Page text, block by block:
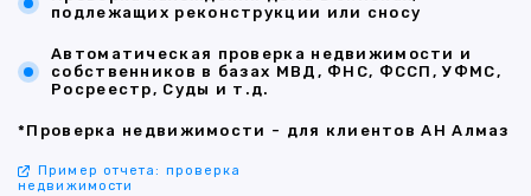
подлежащих реконструкции или сносу
Автоматическая проверка недвижимости и
собственников в базах МВД, ФНС, ФССП, УФМС,
Росреестр, Суды и т.д.
*Проверка недвижимости - для клиентов АН Алмаз
Пример отчета: проверка
недвижимости